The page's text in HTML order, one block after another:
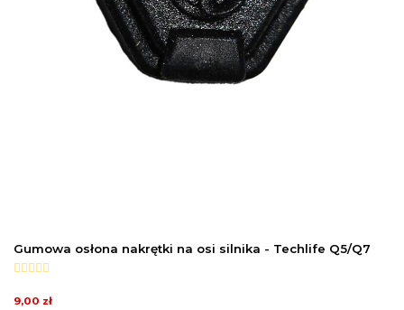
Gumowa osłona nakrętki na osi silnika - Techlife Q5/Q7
9,00 zł